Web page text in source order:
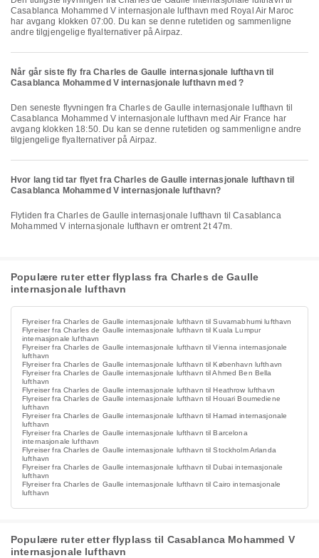
Casablanca Mohammed V internasjonale lufthavn med Royal Air Maroc
har avgang klokken 07:00. Du kan se denne rutetiden og sammenligne
andre tilgjengelige flyalternativer på Airpaz.
Når går siste fly fra Charles de Gaulle internasjonale lufthavn til
Casablanca Mohammed V internasjonale lufthavn med ?
Den seneste flyvningen fra Charles de Gaulle internasjonale lufthavn til
Casablanca Mohammed V internasjonale lufthavn med Air France har
avgang klokken 18:50. Du kan se denne rutetiden og sammenligne andre
tilgjengelige flyalternativer på Airpaz.
Hvor lang tid tar flyet fra Charles de Gaulle internasjonale lufthavn til
Casablanca Mohammed V internasjonale lufthavn?
Flytiden fra Charles de Gaulle internasjonale lufthavn til Casablanca
Mohammed V internasjonale lufthavn er omtrent 2t 47m.
Populære ruter etter flyplass fra Charles de Gaulle
internasjonale lufthavn
Flyreiser fra Charles de Gaulle internasjonale lufthavn til Suvarnabhumi lufthavn
Flyreiser fra Charles de Gaulle internasjonale lufthavn til Kuala Lumpur
internasjonale lufthavn
Flyreiser fra Charles de Gaulle internasjonale lufthavn til Vienna internasjonale
lufthavn
Flyreiser fra Charles de Gaulle internasjonale lufthavn til København lufthavn
Flyreiser fra Charles de Gaulle internasjonale lufthavn til Ahmed Ben Bella
lufthavn
Flyreiser fra Charles de Gaulle internasjonale lufthavn til Heathrow lufthavn
Flyreiser fra Charles de Gaulle internasjonale lufthavn til Houari Boumediene
lufthavn
Flyreiser fra Charles de Gaulle internasjonale lufthavn til Hamad internasjonale
lufthavn
Flyreiser fra Charles de Gaulle internasjonale lufthavn til Barcelona
internasjonale lufthavn
Flyreiser fra Charles de Gaulle internasjonale lufthavn til Stockholm Arlanda
lufthavn
Flyreiser fra Charles de Gaulle internasjonale lufthavn til Dubai internasjonale
lufthavn
Flyreiser fra Charles de Gaulle internasjonale lufthavn til Cairo internasjonale
lufthavn
Populære ruter etter flyplass til Casablanca Mohammed V
internasjonale lufthavn